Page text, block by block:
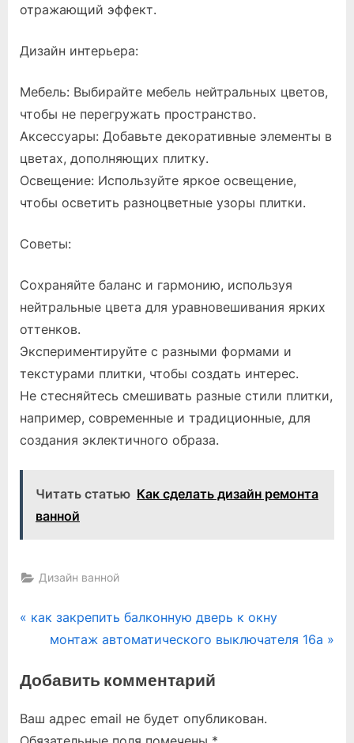
отражающий эффект.
Дизайн интерьера:
Мебель: Выбирайте мебель нейтральных цветов,
чтобы не перегружать пространство.
Аксессуары: Добавьте декоративные элементы в
цветах, дополняющих плитку.
Освещение: Используйте яркое освещение,
чтобы осветить разноцветные узоры плитки.
Советы:
Сохраняйте баланс и гармонию, используя
нейтральные цвета для уравновешивания ярких
оттенков.
Экспериментируйте с разными формами и
текстурами плитки, чтобы создать интерес.
Не стесняйтесь смешивать разные стили плитки,
например, современные и традиционные, для
создания эклектичного образа.
Читать статью Как сделать дизайн ремонта
ванной
Дизайн ванной
Навигация
записям
P
v
o
как закрепить балконную дверь к окну
N
x
P
монтаж автоматического выключателя 16а
Добавить комментарий
Ваш адрес email не будет опубликован.